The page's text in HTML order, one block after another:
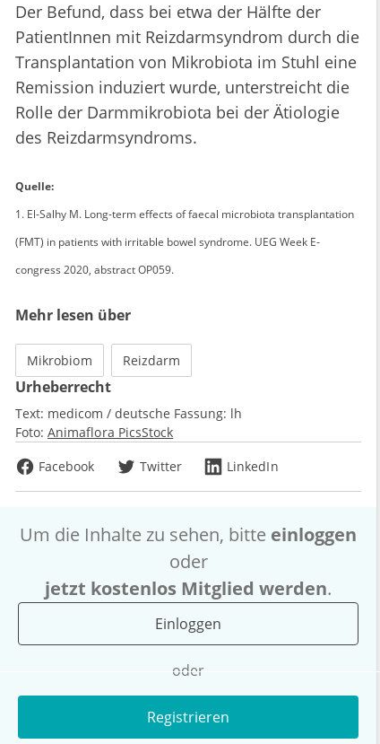
Der Befund, dass bei etwa der Hälfte der
PatientInnen mit Reizdarmsyndrom durch die
Transplantation von Mikrobiota im Stuhl eine
Remission induziert wurde, unterstreicht die
Rolle der Darmmikrobiota bei der Ätiologie
des Reizdarmsyndroms.
Quelle:
1. El-Salhy M. Long-term effects of faecal microbiota transplantation
(FMT) in patients with irritable bowel syndrome. UEG Week E-
congress 2020, abstract OP059.
Mehr lesen über
Mikrobiom Reizdarm
Urheberrecht
Text: medicom / deutsche Fassung: lh
Foto: Animaflora PicsStock
Facebook
Twitter LinkedIn
Um die Inhalte zu sehen, bitte einloggen
oder
jetzt kostenlos Mitglied werden.
Einloggen
oder
Registrieren